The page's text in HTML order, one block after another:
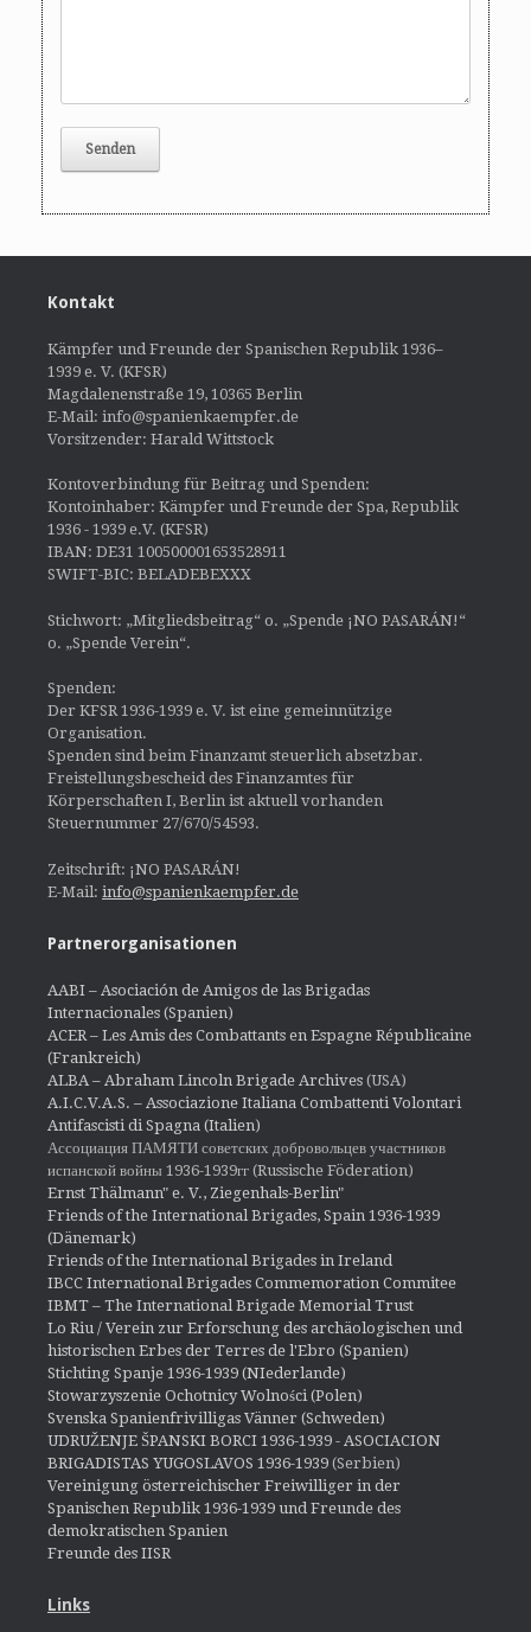
Kontakt
Kämpfer und Freunde der Spanischen Republik 1936–
1939 e. V. (KFSR)
Magdalenenstraße 19, 10365 Berlin
E-Mail: info@spanienkaempfer.de
Vorsitzender: Harald Wittstock
Kontoverbindung für Beitrag und Spenden:
Kontoinhaber: Kämpfer und Freunde der Spa, Republik
1936 - 1939 e.V. (KFSR)
IBAN: DE31 100500001653528911
SWIFT-BIC: BELADEBEXXX
Stichwort: „Mitgliedsbeitrag“ o. „Spende ¡NO PASARÁN!“
o. „Spende Verein“.
Spenden:
Der KFSR 1936-1939 e. V. ist eine gemeinnützige
Organisation.
Spenden sind beim Finanzamt steuerlich absetzbar.
Freistellungsbescheid des Finanzamtes für
Körperschaften I, Berlin ist aktuell vorhanden
Steuernummer 27/670/54593.
Zeitschrift: ¡NO PASARÁN!
E-Mail: info@spanienkaempfer.de
Partnerorganisationen
AABI – Asociación de Amigos de las Brigadas
Internacionales (Spanien)
ACER – Les Amis des Combattants en Espagne Républicaine
(Frankreich)
ALBA – Abraham Lincoln Brigade Archives (USA)
A.I.C.V.A.S. – Associazione Italiana Combattenti Volontari
Antifascisti di Spagna (Italien)
Ассоциация ПАМЯТИ советских добровольцев участников
испанской войны 1936-1939гг (Russische Föderation)
Ernst Thälmann" e. V., Ziegenhals-Berlin"
Friends of the International Brigades, Spain 1936-1939
(Dänemark)
Friends of the International Brigades in Ireland
IBCC International Brigades Commemoration Commitee
IBMT – The International Brigade Memorial Trust
Lo Riu / Verein zur Erforschung des archäologischen und
historischen Erbes der Terres de l'Ebro (Spanien)
Stichting Spanje 1936-1939 (NIederlande)
Stowarzyszenie Ochotnicy Wolności (Polen)
Svenska Spanienfrivilligas Vänner (Schweden)
UDRUŽENJE ŠPANSKI BORCI 1936-1939 - ASOCIACION
BRIGADISTAS YUGOSLAVOS 1936-1939 (Serbien)
Vereinigung österreichischer Freiwilliger in der
Spanischen Republik 1936-1939 und Freunde des
demokratischen Spanien
Freunde des IISR
Links